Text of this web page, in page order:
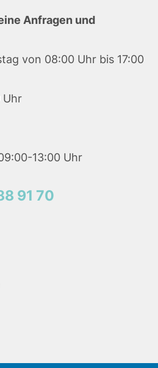
Anfragen und
von 08:00 Uhr bis 17:00
Uhr
13:00 Uhr
91 70